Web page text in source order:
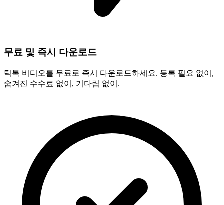
무료 및 즉시 다운로드
틱톡 비디오를 무료로 즉시 다운로드하세요. 등록 필요 없이,
숨겨진 수수료 없이, 기다림 없이.